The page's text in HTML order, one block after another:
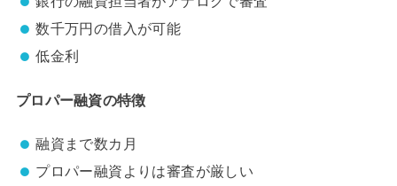
数千万円の借入が可能
低金利
プロパー融資の特徴
融資まで数カ月
プロパー融資よりは審査が厳しい